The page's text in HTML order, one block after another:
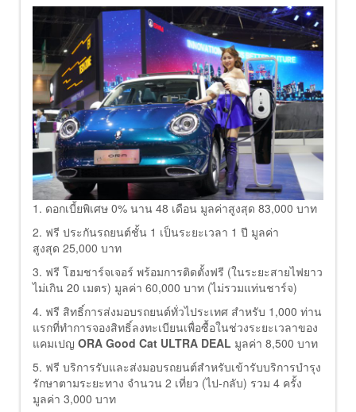
1. ดอกเบี้ยพิเศษ 0% นาน 48 เดือน มูลค่าสูงสุด 83,000 บาท
2. ฟรี ประกันรถยนต์ชั้น 1 เป็นระยะเวลา 1 ปี มูลค่า
สูงสุด 25,000 บาท
3. ฟรี โฮมชาร์จเจอร์ พร้อมการติดตั้งฟรี (ในระยะสายไฟยาว
ไม่เกิน 20 เมตร) มูลค่า 60,000 บาท (ไม่รวมแท่นชาร์จ)
4. ฟรี สิทธิ์การส่งมอบรถยนต์ทั่วไประเทศ สำหรับ 1,000 ท่าน
แรกที่ทำการจองสิทธิ์ลงทะเบียนเพื่อซื้อในช่วงระยะเวลาของ
แคมเปญ ORA Good Cat ULTRA DEAL มูลค่า 8,500 บาท
5. ฟรี บริการรับและส่งมอบรถยนต์สำหรับเข้ารับบริการบำรุง
รักษาตามระยะทาง จำนวน 2 เที่ยว (ไป-กลับ) รวม 4 ครั้ง
มูลค่า 3,000 บาท